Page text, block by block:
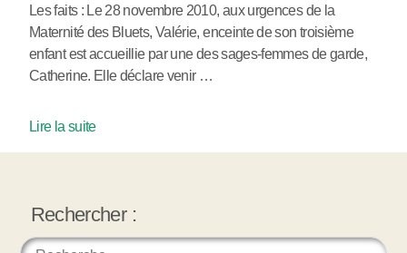
Les faits : Le 28 novembre 2010, aux urgences de la
Maternité des Bluets, Valérie, enceinte de son troisième
enfant est accueillie par une des sages-femmes de garde,
Catherine. Elle déclare venir …
Lire la suite
Rechercher :